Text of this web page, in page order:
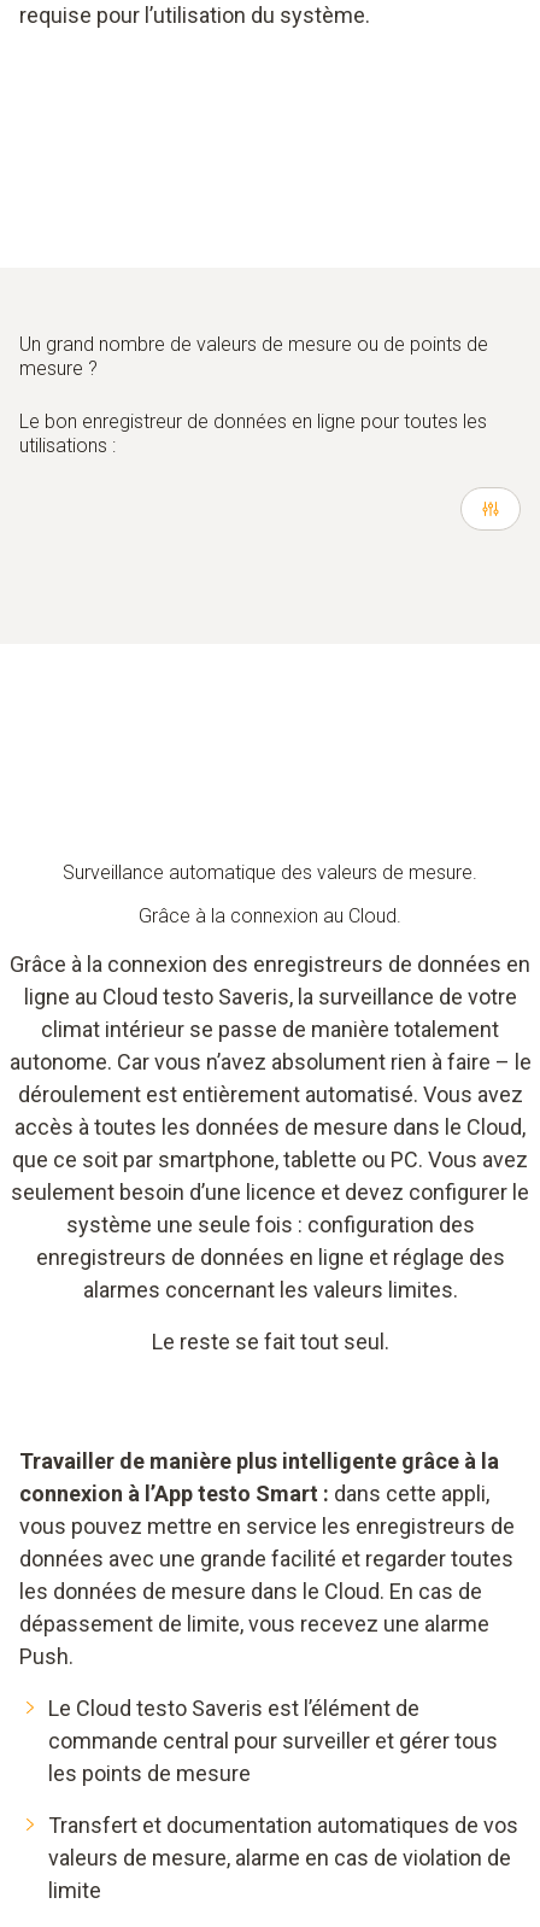
requise pour l’utilisation du système.
Un grand nombre de valeurs de mesure ou de points de
mesure ?
Le bon enregistreur de données en ligne pour toutes les
utilisations :
Surveillance automatique des valeurs de mesure.
Grâce à la connexion au Cloud.
Grâce à la connexion des enregistreurs de données en
ligne au Cloud testo Saveris, la surveillance de votre
climat intérieur se passe de manière totalement
autonome. Car vous n’avez absolument rien à faire – le
déroulement est entièrement automatisé. Vous avez
accès à toutes les données de mesure dans le Cloud,
que ce soit par smartphone, tablette ou PC. Vous avez
seulement besoin d’une licence et devez configurer le
système une seule fois : configuration des
enregistreurs de données en ligne et réglage des
alarmes concernant les valeurs limites.
Le reste se fait tout seul.
Travailler de manière plus intelligente grâce à la
connexion à l’App testo Smart : dans cette appli,
vous pouvez mettre en service les enregistreurs de
données avec une grande facilité et regarder toutes
les données de mesure dans le Cloud. En cas de
dépassement de limite, vous recevez une alarme
Push.
Le Cloud testo Saveris est l’élément de
commande central pour surveiller et gérer tous
les points de mesure
Transfert et documentation automatiques de vos
valeurs de mesure, alarme en cas de violation de
limite